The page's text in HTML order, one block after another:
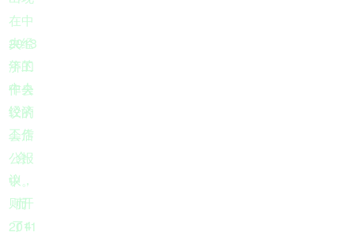
2013
年的
中央
经济
工作
会
议，
则开
了4
在中
央经
济工
作会
议的
会后
公报
中。
而
2011